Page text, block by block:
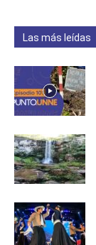
Las más leídas